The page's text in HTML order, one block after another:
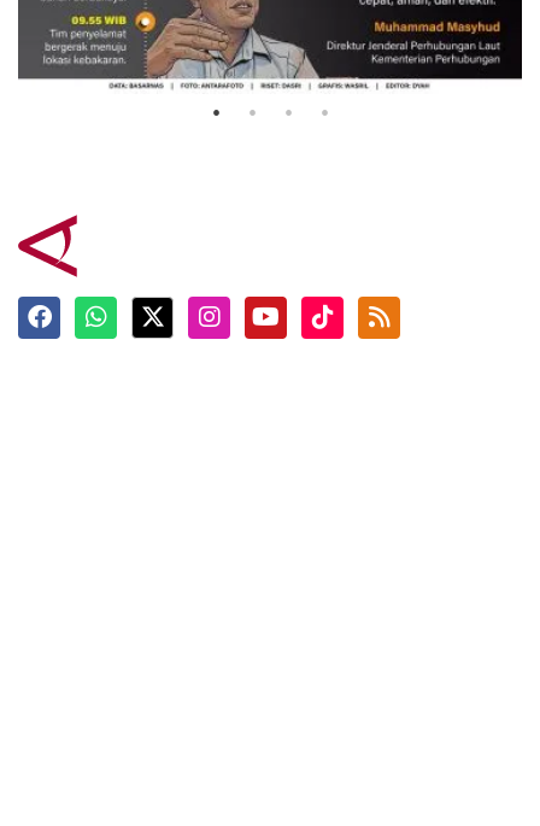
Evakuasi korban kebakaran KM
Mutiara Sentosa 2
3 Agustus 2026